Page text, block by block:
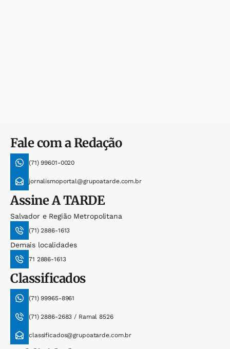
Fale com a Redação
(71) 99601-0020
jornalismoportal@grupoatarde.com.br
AssineA TARDE
Salvador e Região Metropolitana
(71) 2886-1613
Demais localidades
71 2886-1613
Classificados
(71) 99965-8961
(71) 2886-2683 / Ramal 8526
classificados@grupoatarde.com.br